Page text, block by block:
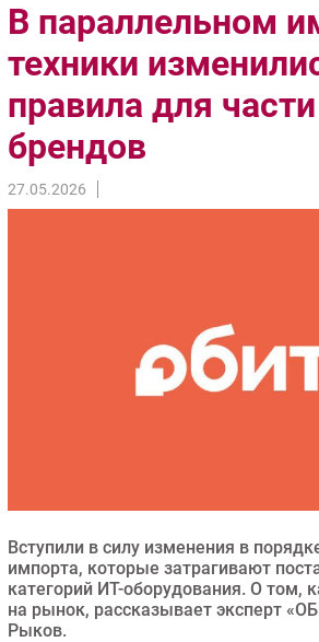
Импорто­замещение
Автоматизация Промышленности
Интернет
Мобильная связь
Фиксированная связь
Интеграция
Инновации
CIO/Управление ИТ
Гаджеты
В параллельном
техники
правила для части
брендов
27.05.2026
Вступили в силу изменения в
импорта, которые затрагивают
категорий ИТ-оборудования. О том,
на рынок, рассказывает эксперт
Рыков.